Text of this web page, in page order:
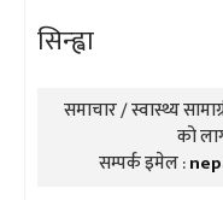
सिन्ह्वा
समाचार / स्वास्थ्य
को
सम्पर्क इमेल :